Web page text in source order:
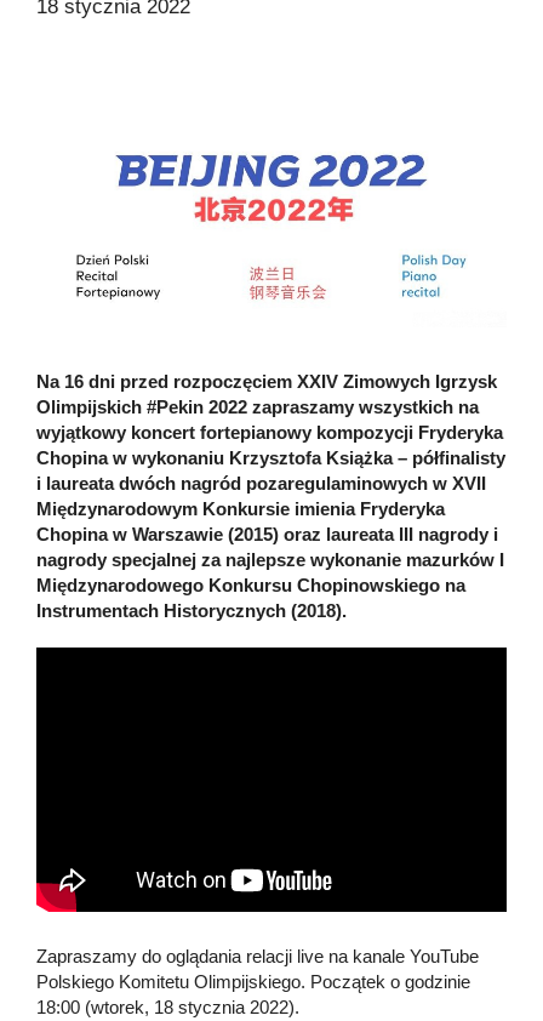
18 stycznia 2022
Na 16 dni przed rozpoczęciem XXIV Zimowych Igrzysk
Olimpijskich #Pekin 2022 zapraszamy wszystkich na
wyjątkowy koncert fortepianowy kompozycji Fryderyka
Chopina w wykonaniu Krzysztofa Książka – półfinalisty
i laureata dwóch nagród pozaregulaminowych w XVII
Międzynarodowym Konkursie imienia Fryderyka
Chopina w Warszawie (2015) oraz laureata III nagrody i
nagrody specjalnej za najlepsze wykonanie mazurków I
Międzynarodowego Konkursu Chopinowskiego na
Instrumentach Historycznych (2018).
Zapraszamy do oglądania relacji live na kanale YouTube
Polskiego Komitetu Olimpijskiego. Początek o godzinie
18:00 (wtorek, 18 stycznia 2022).